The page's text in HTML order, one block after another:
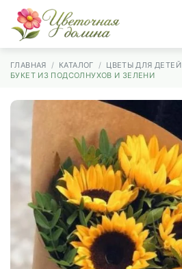
ГЛАВНАЯ КАТАЛОГ
ЦВЕТЫ ДЛЯ ДЕТЕЙ
БУКЕТ ИЗ ПОДСОЛНУХОВ И ЗЕЛЕНИ